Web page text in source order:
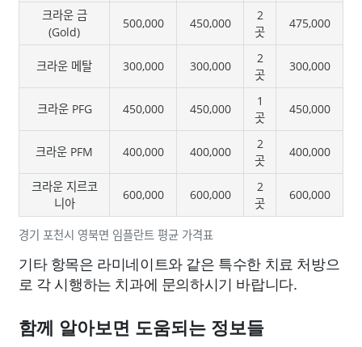
경기 포천시 영북면 임플란트 평균 가격표
크라운 금
(Gold)
500,000 450,000
2
곳
475,000
크라운 메탈 300,000 300,000
2
곳
300,000
크라운 PFG 450,000 450,000
1
곳
450,000
크라운 PFM 400,000 400,000
2
곳
400,000
크라운 지르코
니아
600,000 600,000
2
곳
600,000
기타 항목은 라미네이트와 같은 특수한 치료 처방으
로 각 시행하는 치과에 문의하시기 바랍니다.
함께 알아보면 도움되는 정보들